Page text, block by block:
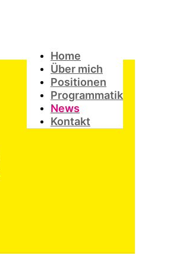
Home
Über mich
Positionen
Programmatik
News
Kontakt